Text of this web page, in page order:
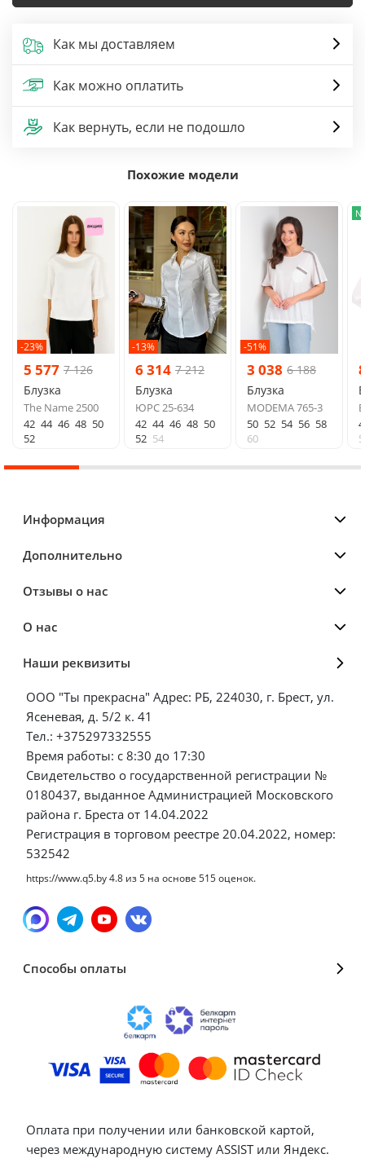
Как мы доставляем
Как можно оплатить
Как вернуть, если не подошло
Похожие модели
-23%
5 577 7 126
Блузка
The Name 2500
42 44 46 48 50
52
-13%
6 314 7 212
Блузка
ЮРС 25-634
42 44 46 48 50
52 54
-51%
3 038 6 188
Блузка
MODEMA 765-3
50 52 54 56 58
60
Информация
Дополнительно
Отзывы о нас
О нас
Наши реквизиты
ООО "Ты прекрасна" Адрес: РБ, 224030, г. Брест, ул.
Ясеневая, д. 5/2 к. 41
Тел.: +375297332555
Время работы: с 8:30 до 17:30
Свидетельство о государственной регистрации №
0180437, выданное Администрацией Московского
района г. Бреста от 14.04.2022
Регистрация в торговом реестре 20.04.2022, номер:
532542
https://www.q5.by4.8 из5 на основе 515оценок.
Способы оплаты
Оплата при получении или банковской картой,
через международную систему ASSIST или Яндекс.